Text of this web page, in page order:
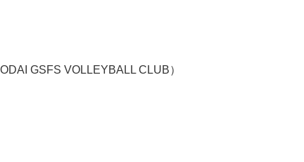
GSFS VOLLEYBALL CLUB）